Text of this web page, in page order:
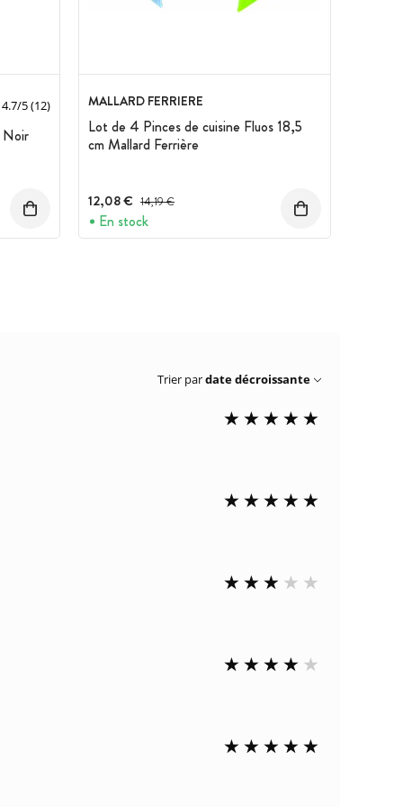
4.7/5(12)
Noir
MALLARD FERRIERE
Lot de 4 Pinces de cuisine Fluos 18,5
cm Mallard Ferrière
12,08 € Prix avant réduction :
14,19 €
En stock
Trier pardate décroissante